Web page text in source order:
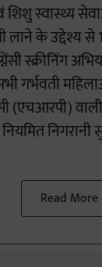
शिशु स्वास्थ्य
लाने के उद्देश्य
स्क्रीनिंग
गर्भवती
(एचआरपी)
निगरानी
Read More